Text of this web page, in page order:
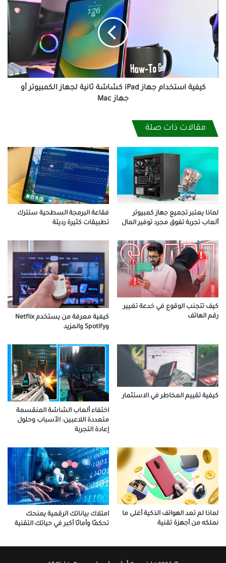
جهاز
iPad
كشاشة
ثانية
لجهاز
أو
كيفية استخدام جهاز iPad كشاشة ثانية لجهاز الكمبيوتر أو
جهاز Mac
مقالات ذات صلة
لماذا يعتبر تجميع جهاز كمبيوتر
ألعاب تجربة تفوق مجرد توفير المال
فقاعة البرمجة السطحية ستترك
تطبيقات كثيرة رديئة
كيف تتجنب الوقوع في خدعة تغيير
رقم الهاتف
كيفية معرفة من يستخدم Netflix
وSpotify والمزيد
كيفية تقييم المخاطر في الاستثمار
اختفاء ألعاب الشاشة المنقسمة
متعددة اللاعبين: الأسباب وحلول
إعادة التجربة
لماذا لم تعد الهواتف الذكية أغلى ما
نملكه من أجهزة تقنية
امتلاك بياناتك الرقمية يمنحك
تحكمًا وأمانًا أكبر في حياتك التقنية